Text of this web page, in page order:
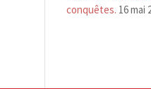
conquêtes. 16 mai